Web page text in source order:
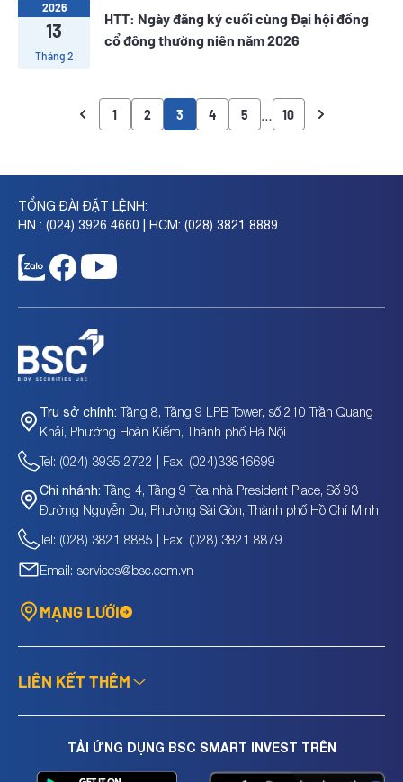
2026
13
Tháng 2
HTT: Ngày đăng ký cuối cùng Đại hội đồng
cổ đông thường niên năm 2026
1 2 3 4 5 10
TỔNG ĐÀI ĐẶT LỆNH:
HN : (024) 3926 4660 | HCM: (028) 3821 8889
Trụ sở chính: Tầng 8, Tầng 9 LPB Tower, số 210 Trần Quang
Khải, Phường Hoàn Kiếm, Thành phố Hà Nội
Tel: (024) 3935 2722 | Fax: (024)33816699
Chi nhánh: Tầng 4, Tầng 9 Tòa nhà President Place, Số 93
Đường Nguyễn Du, Phường Sài Gòn, Thành phố Hồ Chí Minh
Tel: (028) 3821 8885 | Fax: (028) 3821 8879
Email: services@bsc.com.vn
MẠNG LƯỚI
LIÊN KẾT THÊM
TẢI ỨNG DỤNG BSC SMART INVEST TRÊN